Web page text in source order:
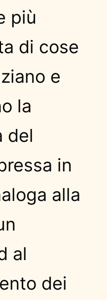
più
di cose
e
la
del
in
alla
al
dei